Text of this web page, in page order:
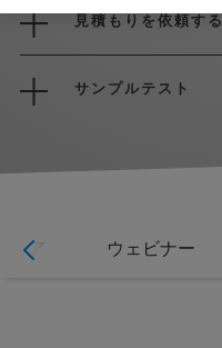
見積もりを依頼する
サンプルテスト
ェア ウェビナー